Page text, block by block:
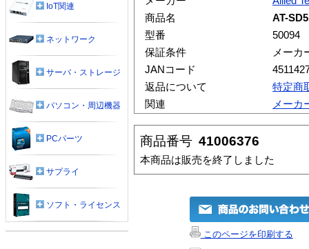
商品名
AT-
型番
50094
保証条件
メーカ
JANコード
返品について
特定商
関連
メーカ
商品番号 41006376
本商品は販売を終了しました
このページを印刷する
IoT関連
ネットワーク
サーバ・ストレージ
パソコン・周辺機器
PCパーツ
サプライ
ソフト・ライセンス